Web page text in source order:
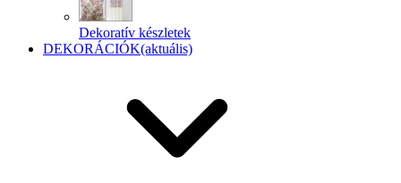
Dekoratív készletek
DEKORÁCIÓK(aktuális)